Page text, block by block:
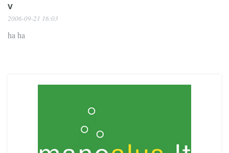
V
2006-09-21 16:03
ha ha